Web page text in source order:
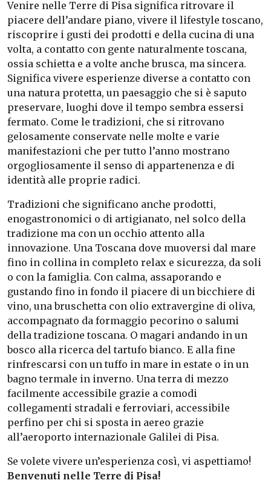
Venire nelle Terre di Pisa significa ritrovare il
piacere dell’andare piano, vivere il lifestyle toscano,
riscoprire i gusti dei prodotti e della cucina di una
volta, a contatto con gente naturalmente toscana,
ossia schietta e a volte anche brusca, ma sincera.
Significa vivere esperienze diverse a contatto con
una natura protetta, un paesaggio che si è saputo
preservare, luoghi dove il tempo sembra essersi
fermato. Come le tradizioni, che si ritrovano
gelosamente conservate nelle molte e varie
manifestazioni che per tutto l’anno mostrano
orgogliosamente il senso di appartenenza e di
identità alle proprie radici.
Tradizioni che significano anche prodotti,
enogastronomici o di artigianato, nel solco della
tradizione ma con un occhio attento alla
innovazione. Una Toscana dove muoversi dal mare
fino in collina in completo relax e sicurezza, da soli
o con la famiglia. Con calma, assaporando e
gustando fino in fondo il piacere di un bicchiere di
vino, una bruschetta con olio extravergine di oliva,
accompagnato da formaggio pecorino o salumi
della tradizione toscana. O magari andando in un
bosco alla ricerca del tartufo bianco. E alla fine
rinfrescarsi con un tuffo in mare in estate o in un
bagno termale in inverno. Una terra di mezzo
facilmente accessibile grazie a comodi
collegamenti stradali e ferroviari, accessibile
perfino per chi si sposta in aereo grazie
all’aeroporto internazionale Galilei di Pisa.
Se volete vivere un’esperienza così, vi aspettiamo!
Benvenuti nelle Terre di Pisa!